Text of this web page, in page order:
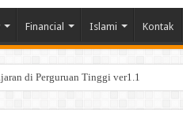
Financial Islami Kontak
Bisnis